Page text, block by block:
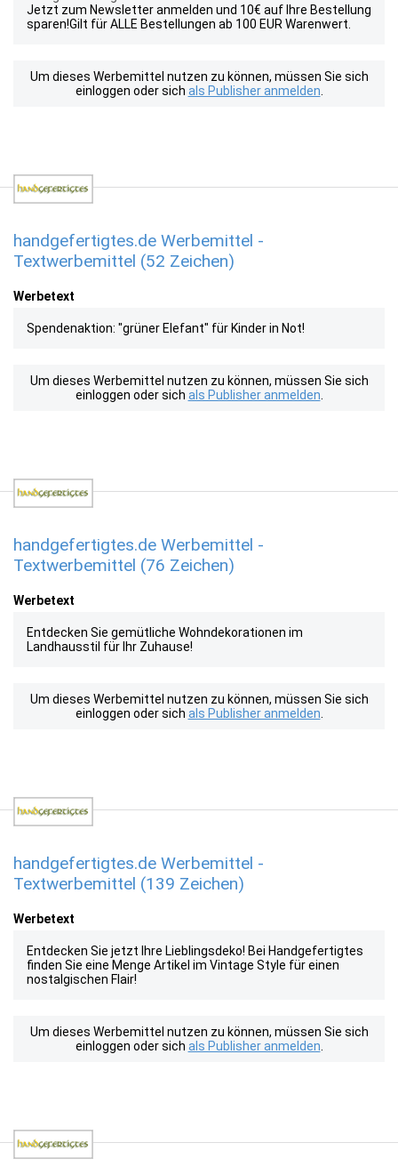
Jetzt zum Newsletter anmelden und 10€ auf Ihre Bestellung
sparen!Gilt für ALLE Bestellungen ab 100 EUR Warenwert.
Um dieses Werbemittel nutzen zu können, müssen Sie sich
einloggen oder sich als Publisher anmelden
handgefertigtes.de Werbemittel -
Textwerbemittel (52 Zeichen)
Werbetext
Spendenaktion: "grüner Elefant" für Kinder in Not!
Um dieses Werbemittel nutzen zu können, müssen Sie sich
einloggen oder sich als Publisher anmelden
handgefertigtes.de Werbemittel -
Textwerbemittel (76 Zeichen)
Werbetext
Entdecken Sie gemütliche Wohndekorationen im
Landhausstil für Ihr Zuhause!
Um dieses Werbemittel nutzen zu können, müssen Sie sich
einloggen oder sich als Publisher anmelden
handgefertigtes.de Werbemittel -
Textwerbemittel (139 Zeichen)
Werbetext
Entdecken Sie jetzt Ihre Lieblingsdeko! Bei Handgefertigtes
finden Sie eine Menge Artikel im Vintage Style für einen
nostalgischen Flair!
Um dieses Werbemittel nutzen zu können, müssen Sie sich
einloggen oder sich als Publisher anmelden